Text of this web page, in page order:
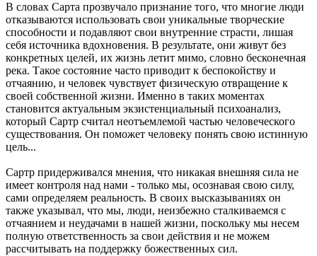
В словах Сарта прозвучало признание того, что многие люди
отказываются использовать свои уникальные творческие
способности и подавляют свои внутренние страсти, лишая
себя источника вдохновения. В результате, они живут без
конкретных целей, их жизнь летит мимо, словно бесконечная
река. Такое состояние часто приводит к беспокойству и
отчаянию, и человек чувствует физическую отвращение к
своей собственной жизни. Именно в таких моментах
становится актуальным экзистенциальный психоанализ,
который Сартр считал неотъемлемой частью человеческого
существования. Он поможет человеку понять свою истинную
цель...
Сартр придерживался мнения, что никакая внешняя сила не
имеет контроля над нами - только мы, осознавая свою силу,
сами определяем реальность. В своих высказываниях он
также указывал, что мы, люди, неизбежно сталкиваемся с
отчаянием и неудачами в нашей жизни, поскольку мы несем
полную ответственность за свои действия и не можем
рассчитывать на поддержку божественных сил.